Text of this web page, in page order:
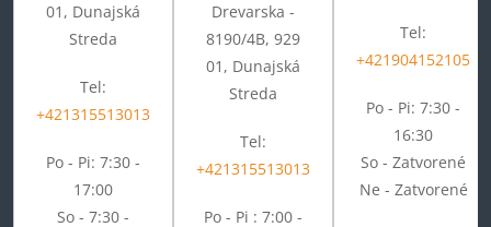
01, Dunajská
Streda
Tel:
+421315513013
Po - Pi: 7:30 -
17:00
So - 7:30 -
Drevarska -
8190/4B, 929
01, Dunajská
Streda
Tel:
+421315513013
Po - Pi : 7:00 -
Tel:
+421904152105
Po - Pi: 7:30 -
16:30
So - Zatvorené
Ne - Zatvorené